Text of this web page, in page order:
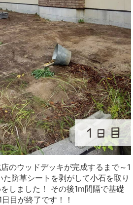
のウッドデッキが完成するまで～1
防草シートを剥がして小石を取り
しました！ その後1m間隔で基礎
目が終了です！！